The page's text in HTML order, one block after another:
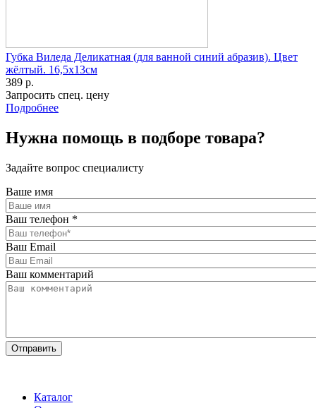
Губка Виледа Деликатная (для ванной синий абразив). Цвет
жёлтый. 16,5х13см
389 р.
Запросить спец. цену
Подробнее
Нужна помощь в подборе товара?
Задайте вопрос специалисту
Ваше имя
Ваш телефон *
Ваш Email
Ваш комментарий
Каталог